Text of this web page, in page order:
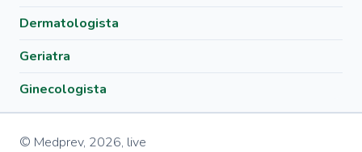
Dermatologista
Geriatra
Ginecologista
© Medprev, 2026, live